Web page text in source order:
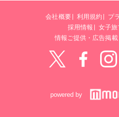
会社概要 利用規約
プ
採用情報
女子旅
情報ご提供・広告掲
powered by